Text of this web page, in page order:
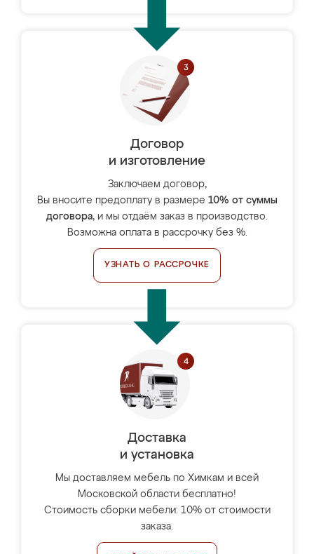
Договор
и изготовление
Заключаем договор,
Вы вносите предоплату в размере 10% от суммы
договора, и мы отдаём заказ в производство.
Возможна оплата в рассрочку без %.
УЗНАТЬ О РАССРОЧКЕ
Доставка
и установка
Мы доставляем мебель по Химкам и всей
Московской области бесплатно!
Стоимость сборки мебели: 10% от стоимости
заказа.